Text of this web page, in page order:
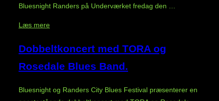
Bluesnight Randers på Underværket fredag den …
Læs mere“FREDERIKSENS
BAND”
Dobbeltkoncert med TORA og
Rosedale Blues Band.
Bluesnight og Randers City Blues Festival præsenterer en